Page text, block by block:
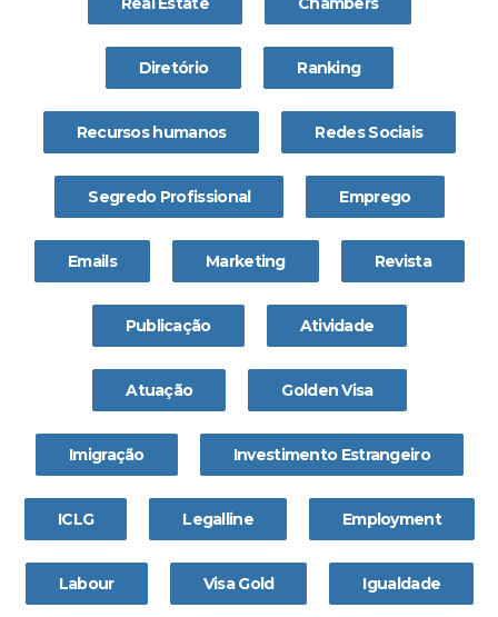
Diretório Ranking
Recursos humanos Redes Sociais
Segredo Profissional Emprego
Emails Marketing Revista
Publicação Atividade
Atuação Golden Visa
Imigração Investimento Estrangeiro
ICLG Legalline Employment
Labour Visa Gold Igualdade